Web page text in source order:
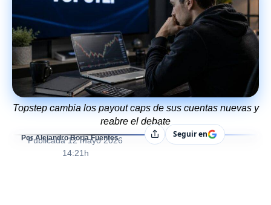
Topstep cambia los payout caps de sus cuentas nuevas y
reabre el debate
Por Alejandro Borja Fuentes
Publicada 12 mayo 2026
14:21h
CompartirSeguir en